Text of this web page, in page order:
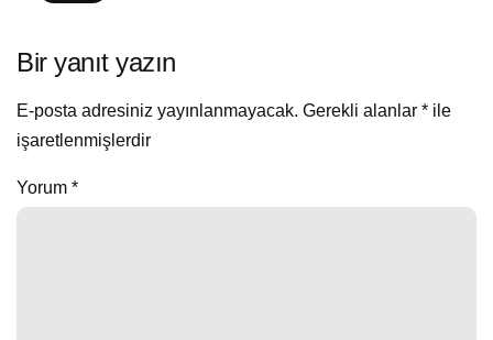
Bir yanıt yazın
E-posta adresiniz yayınlanmayacak. Gerekli alanlar * ile
işaretlenmişlerdir
Yorum *